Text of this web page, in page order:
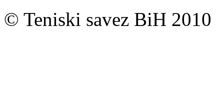
© Teniski savez BiH 2010